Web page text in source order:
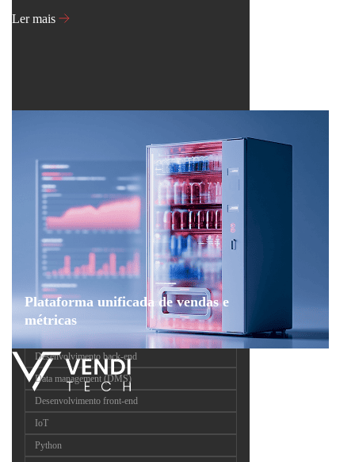
Ler mais
Plataforma unificada de vendas e
métricas
Desenvolvimento back-end
Data management (DMS)
Desenvolvimento front-end
IoT
Python